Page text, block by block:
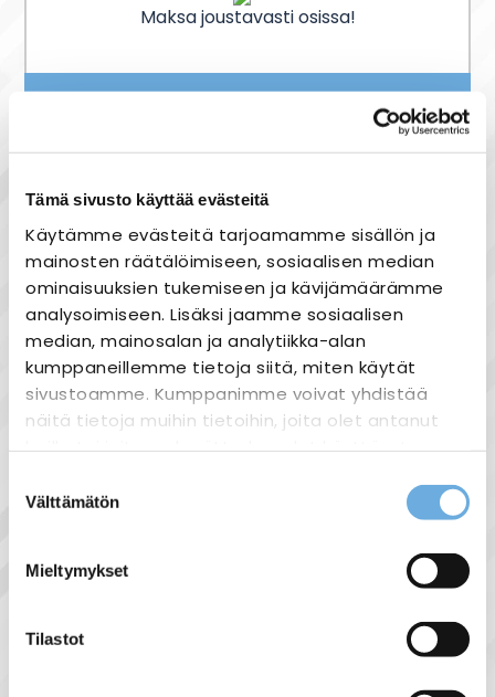
Tämä sivusto käyttää evästeitä
Käytämme evästeitä tarjoamamme sisällön ja
mainosten räätälöimiseen, sosiaalisen median
ominaisuuksien tukemiseen ja kävijämäärämme
analysoimiseen. Lisäksi jaamme sosiaalisen
median, mainosalan ja analytiikka-alan
kumppaneillemme tietoja siitä, miten käytät
sivustoamme. Kumppanimme voivat yhdistää
näitä tietoja muihin tietoihin, joita olet antanut
heille tai joita on kerätty, kun olet käyttänyt
valinta
Välttämätön
Mieltymykset
Tilastot
Maksa joustavasti osissa!
Heti varastosta
Joustavat maksutavat
Tuotekuvaus
Lamppu on halogeenilamppu, joissa on
kaksipäinen putkikanta. Muuntajaa ei
tarvita.
Teho 1500W.
on 3000K.
Teho: 1500W